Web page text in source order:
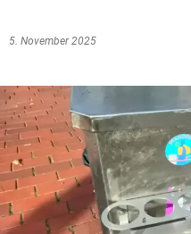
5. November 2025